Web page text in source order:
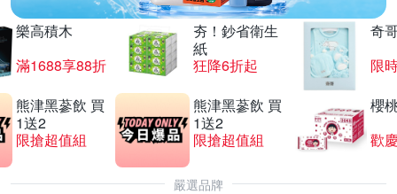
樂高積木
滿1688享88折
夯！鈔省衛生
紙
狂降6折起
奇
限
熊津黑蔘飲 買
1送2
限搶超值組
熊津黑蔘飲 買
1送2
限搶超值組
櫻
歡
嚴選品牌